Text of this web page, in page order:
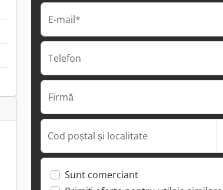
E-mail*
Telefon
Firmă
Cod poștal și localitate
Sunt comerciant